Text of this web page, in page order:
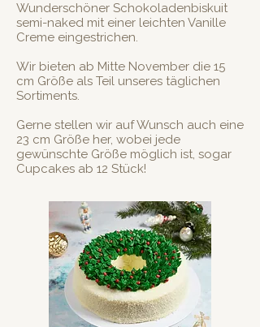
Wunderschöner Schokoladenbiskuit
semi-naked mit einer leichten Vanille
Creme eingestrichen.
Wir bieten ab Mitte November die 15
cm Größe als Teil unseres täglichen
Sortiments.
Gerne stellen wir auf Wunsch auch eine
23 cm Größe her, wobei jede
gewünschte Größe möglich ist, sogar
Cupcakes ab 12 Stück!